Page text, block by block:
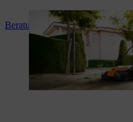
Beratung und Produkteinweisung